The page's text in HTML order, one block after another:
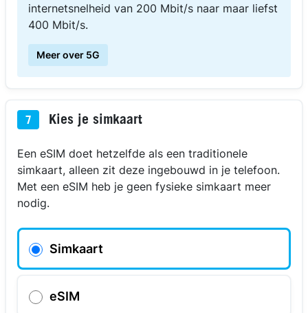
internetsnelheid van 200 Mbit/s naar maar liefst
400 Mbit/s.
Meer over 5G
7 Kies je simkaart
Een eSIM doet hetzelfde als een traditionele
simkaart, alleen zit deze ingebouwd in je telefoon.
Met een eSIM heb je geen fysieke simkaart meer
nodig.
Simkaart
eSIM